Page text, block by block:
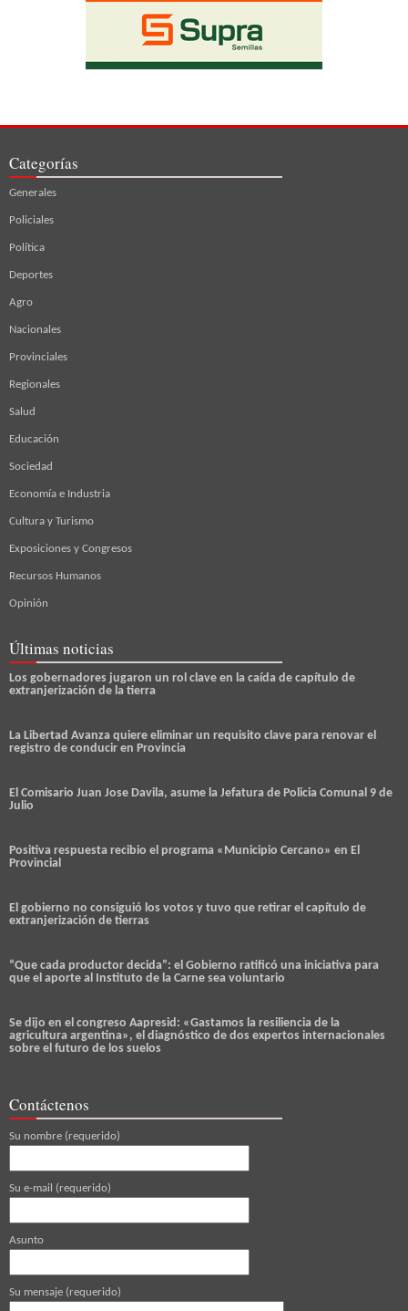
Categorías
Generales
Policiales
Política
Deportes
Agro
Nacionales
Provinciales
Regionales
Salud
Educación
Sociedad
Economía e Industria
Cultura y Turismo
Exposiciones y Congresos
Recursos Humanos
Opinión
Últimas noticias
Los gobernadores jugaron un rol clave en la caída de capítulo de
extranjerización de la tierra
La Libertad Avanza quiere eliminar un requisito clave para renovar el
registro de conducir en Provincia
El Comisario Juan Jose Davila, asume la Jefatura de Policia Comunal 9 de
Julio
Positiva respuesta recibio el programa «Municipio Cercano» en El
Provincial
El gobierno no consiguió los votos y tuvo que retirar el capítulo de
extranjerización de tierras
“Que cada productor decida”: el Gobierno ratificó una iniciativa para
que el aporte al Instituto de la Carne sea voluntario
Se dijo en el congreso Aapresid: «Gastamos la resiliencia de la
agricultura argentina», el diagnóstico de dos expertos internacionales
sobre el futuro de los suelos
Contáctenos
Su nombre (requerido)
Su e-mail (requerido)
Asunto
Su mensaje (requerido)